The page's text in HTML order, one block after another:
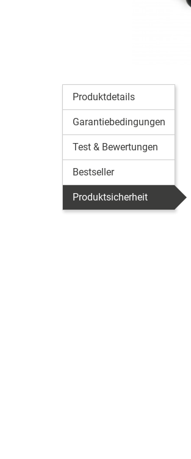
Produktdetails
Garantiebedingungen
Test & Bewertungen
Bestseller
Produktsicherheit